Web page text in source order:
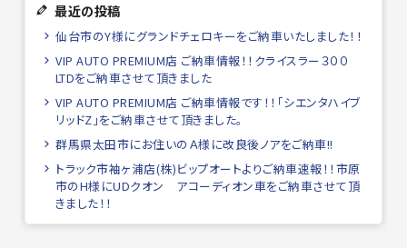
最近の投稿
仙台市のY様にグランドチェロキーをご納車いたしました！！
VIP AUTO PREMIUM店 ご納車情報！！クライスラー３００
LTDをご納車させて頂きました
VIP AUTO PREMIUM店 ご納車情報です！！「シエンタハイブ
リッドZ」をご納車させて頂きました。
群馬県太田市にお住いのＡ様に改良後ノアをご納車!!
トラック市袖ヶ浦店(株)ビップオートよりご納車速報！！市原
市のH様にUDクオン アコーディオン車をご納車させて頂
きました！！